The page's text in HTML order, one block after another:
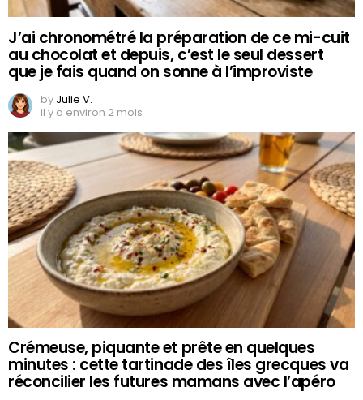
J’ai chronométré la préparation de ce mi-cuit
au chocolat et depuis, c’est le seul dessert
que je fais quand on sonne à l’improviste
by Julie V.
il y a environ 2 mois
Crémeuse, piquante et prête en quelques
minutes : cette tartinade des îles grecques va
réconcilier les futures mamans avec l’apéro